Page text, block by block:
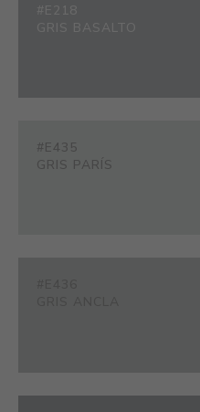
#E218
GRIS BASALTO
#E435
GRIS PARÍS